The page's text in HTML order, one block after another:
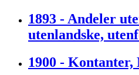
1893 - Andeler
utenlandske,
1900 - Kontanter,